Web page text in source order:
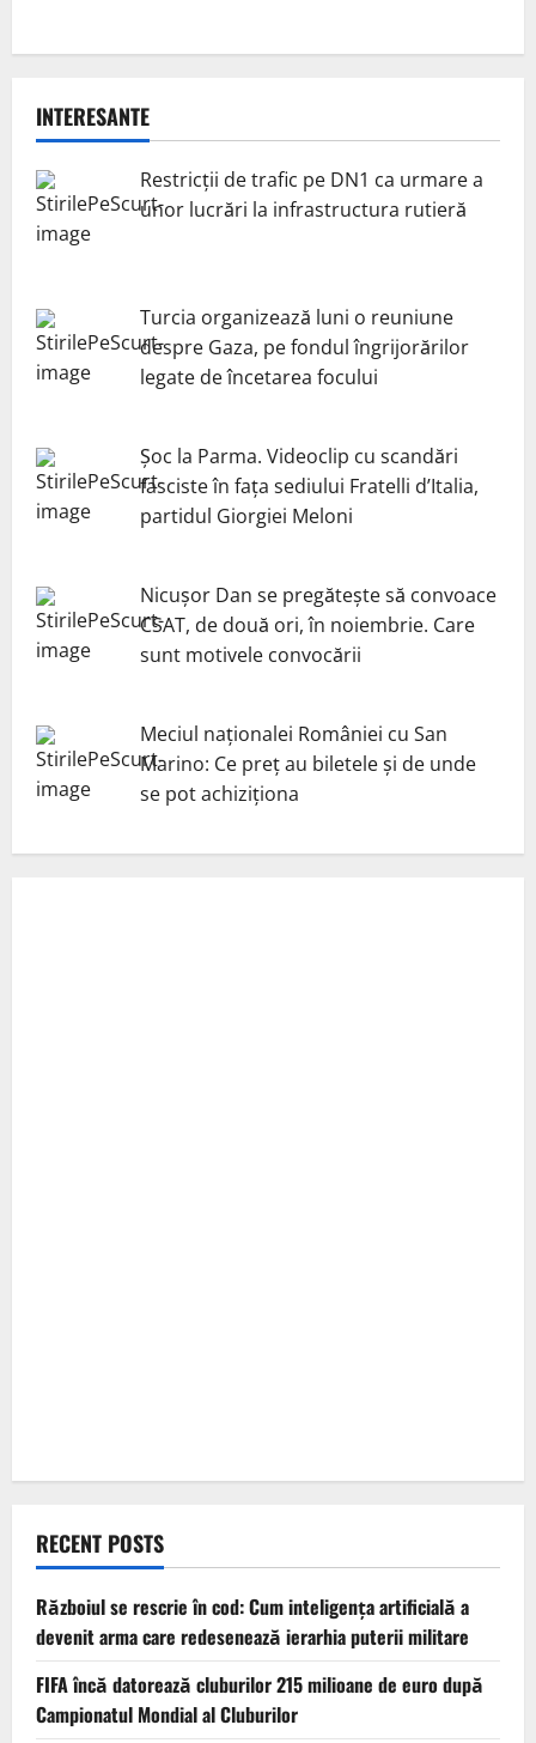
INTERESANTE
Restricții de trafic pe DN1 ca urmare a
unor lucrări la infrastructura rutieră
Turcia organizează luni o reuniune
despre Gaza, pe fondul îngrijorărilor
legate de încetarea focului
Șoc la Parma. Videoclip cu scandări
fasciste în fața sediului Fratelli d’Italia,
partidul Giorgiei Meloni
Nicuşor Dan se pregăteşte să convoace
CSAT, de două ori, în noiembrie. Care
sunt motivele convocării
Meciul naționalei României cu San
Marino: Ce preț au biletele și de unde
se pot achiziționa
RECENT POSTS
Războiul se rescrie în cod: Cum inteligența artificială a
devenit arma care redesenează ierarhia puterii militare
FIFA încă datorează cluburilor 215 milioane de euro după
Campionatul Mondial al Cluburilor